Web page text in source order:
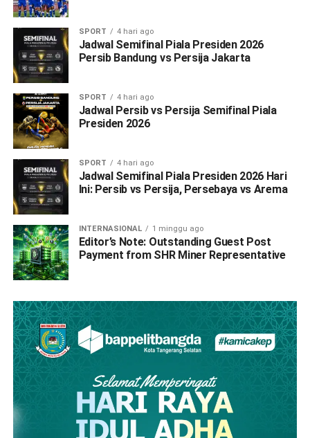
SPORT 4 hari ago
Jadwal Semifinal Piala Presiden 2026
Persib Bandung vs Persija Jakarta
SPORT 4 hari ago
Jadwal Persib vs Persija Semifinal Piala
Presiden 2026
SPORT 4 hari ago
Jadwal Semifinal Piala Presiden 2026 Hari
Ini: Persib vs Persija, Persebaya vs Arema
INTERNASIONAL 1 minggu ago
Editor’s Note: Outstanding Guest Post
Payment from SHR Miner Representative